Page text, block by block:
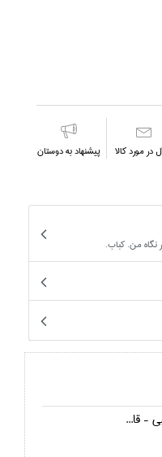
در مورد كالا پیشنهاد به دوستان
نگاه من. كباب.
- قا...